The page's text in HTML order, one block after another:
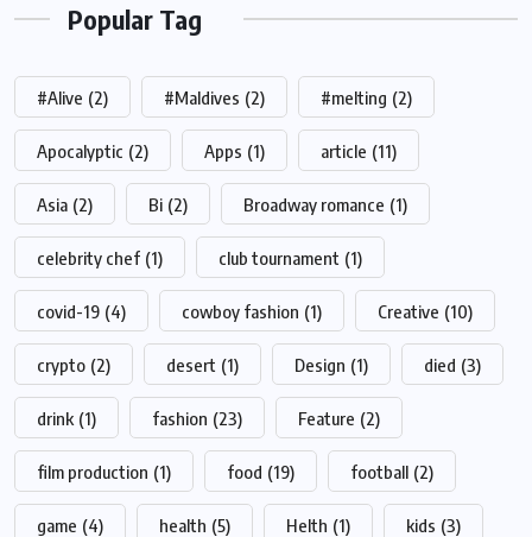
Popular Tag
#Alive (2) #Maldives (2) #melting (2)
Apocalyptic (2) Apps (1) article (11)
Asia (2) Bi (2) Broadway romance (1)
celebrity chef (1) club tournament (1)
covid-19 (4) cowboy fashion (1) Creative (10)
crypto (2) desert (1) Design (1) died (3)
drink (1) fashion (23) Feature (2)
film production (1) food (19) football (2)
game (4) health (5) Helth (1) kids (3)